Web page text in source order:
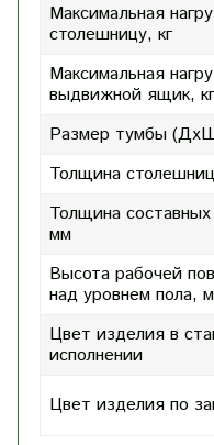
Максимальная
столешницу, кг
Максимальная
выдвижной ящик, кг
Размер тумбы
Толщина
Толщина
мм
Высота рабочей
над уровнем пола,
Цвет изделия в
исполнении
Цвет изделия по